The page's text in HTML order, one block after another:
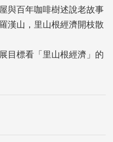
與百年咖啡樹述說老故事
漢山，里山根經濟開枝散
目標看「里山根經濟」的